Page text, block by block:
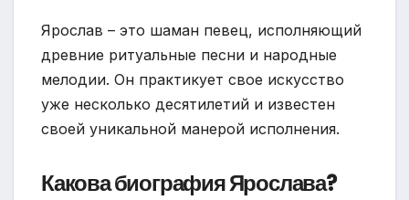
Ярослав – это шаман певец, исполняющий
древние ритуальные песни и народные
мелодии. Он практикует свое искусство
уже несколько десятилетий и известен
своей уникальной манерой исполнения.
Какова биография Ярослава?